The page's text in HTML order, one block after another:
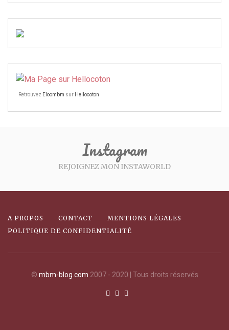
Retrouvez Eloombm sur Hellocoton
Instagram
REJOIGNEZ MON INSTAWORLD
A PROPOS CONTACT
MENTIONS LÉGALES
POLITIQUE DE CONFIDENTIALITÉ
© mbm-blog.com 2007 - 2020 | Tous droits réservés